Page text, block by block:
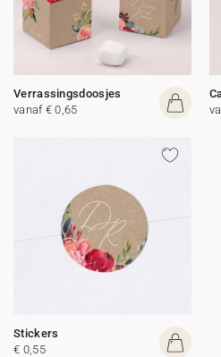
Verrassingsdoosjes
vanaf € 0,65
Stickers
€ 0,55